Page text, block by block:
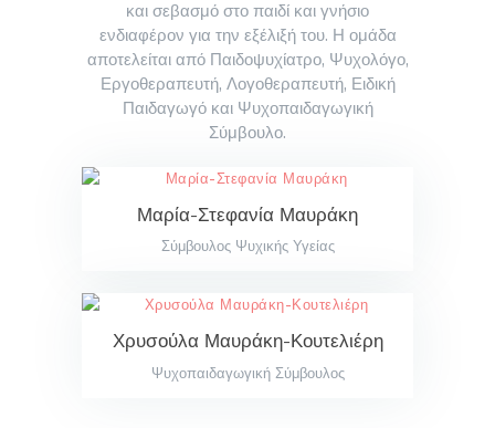
και σεβασμό στο παιδί και γνήσιο
ενδιαφέρον για την εξέλιξή του. Η ομάδα
αποτελείται από Παιδοψυχίατρο, Ψυχολόγο,
Εργοθεραπευτή, Λογοθεραπευτή, Ειδική
Παιδαγωγό και Ψυχοπαιδαγωγική
Σύμβουλο.
Μαρία-Στεφανία Μαυράκη
Σύμβουλος Ψυχικής Υγείας
Χρυσούλα Μαυράκη-Κουτελιέρη
Ψυχοπαιδαγωγική Σύμβουλος